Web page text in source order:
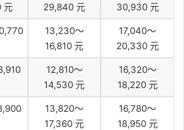
元
29,840 元
30,930 元
13,230～
16,810 元
17,040～
20,330 元
12,810～
14,530 元
16,320～
18,220 元
13,820～
17,360 元
16,780～
18,950 元